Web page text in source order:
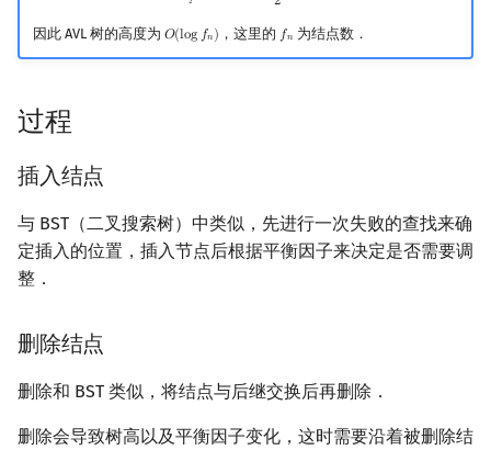
其它 DP 方法
Manacher
回文树
序列自动机
最小表示法
Lyndon 分解
Main–Lorentz 算法
同余方程
离散对数
狄利克雷卷积
莫比乌斯反演
指数生成函数
抽象代数
概率论
博弈论
数值算法
序理论
杨氏矩阵
拟阵
Berlekamp–Massey 算法
2-SAT
欧拉图
哈密顿图
二分图
平面图
弦图
图的着色
网络流
15-puzzle
Kahan 求和
珂朵莉树/颜色段均摊
空间优化简介
2
2
因此 AVL 树的高度为 𝑂(log𝑓𝑛)
O(log fn) ，这里的 𝑓𝑛
fn 为结点数．
过程
插入结点
与 BST（二叉搜索树）中类似，先进行一次失败的查找来确
定插入的位置，插入节点后根据平衡因子来决定是否需要调
整．
删除结点
删除和 BST 类似，将结点与后继交换后再删除．
删除会导致树高以及平衡因子变化，这时需要沿着被删除结